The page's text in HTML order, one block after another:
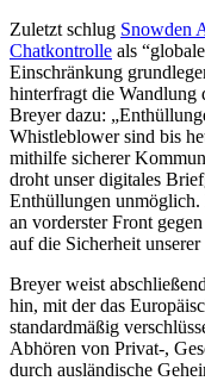
Zuletzt schlug Snowden
Chatkontrolle als
Einschränkung
hinterfragt die Wandlung
Breyer dazu:
Whistleblower sind bis
mithilfe sicherer
droht unser digitales
Enthüllungen unmöglich.
an vorderster Front
auf die Sicherheit
Breyer weist
hin, mit der das
standardmäßig
Abhören von Privat-,
durch ausländische